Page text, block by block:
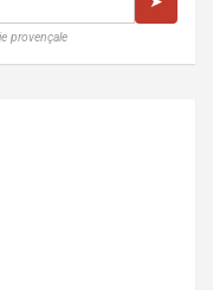
provençale